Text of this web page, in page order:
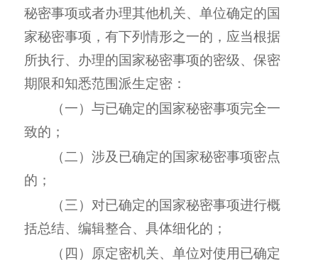
秘密事项或者办理其他机关、单位确定的国
家秘密事项，有下列情形之一的，应当根据
所执行、办理的国家秘密事项的密级、保密
期限和知悉范围派生定密：
（一）与已确定的国家秘密事项完全一
致的；
（二）涉及已确定的国家秘密事项密点
的；
（三）对已确定的国家秘密事项进行概
括总结、编辑整合、具体细化的；
（四）原定密机关、单位对使用已确定